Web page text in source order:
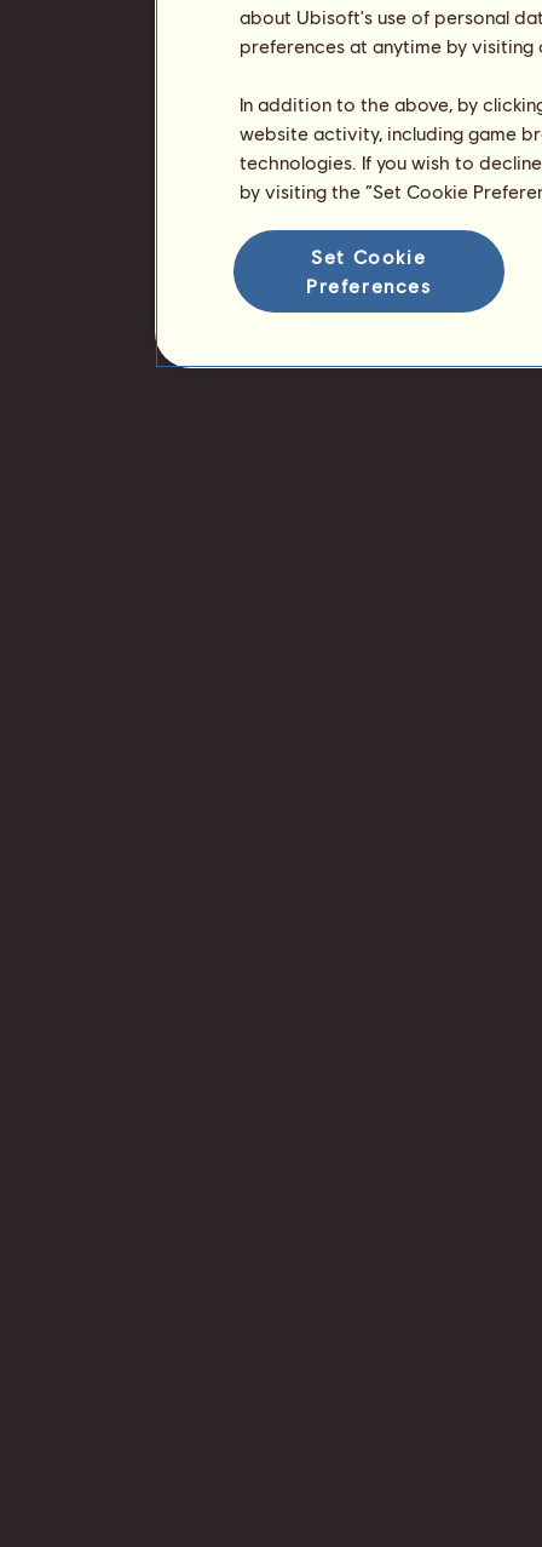
about Ubisoft's use of personal
preferences at anytime by
In addition to the above, by
website activity, including game
technologies. If you wish to
by visiting the “Set Cookie
Set Cookie
Preferences